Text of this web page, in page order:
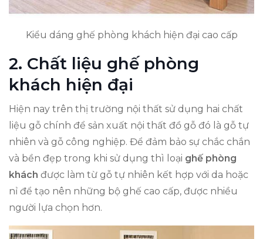
Kiểu dáng ghế phòng khách hiện đại cao cấp
2. Chất liệu ghế phòng
khách hiện đại
Hiện nay trên thị trường nội thất sử dụng hai chất
liệu gỗ chính để sản xuất nội thất đồ gỗ đó là gỗ tự
nhiên và gỗ công nghiệp. Để đảm bảo sự chắc chắn
và bền đẹp trong khi sử dụng thì loại ghế phòng
khách được làm từ gỗ tự nhiên kết hợp với da hoặc
nỉ để tạo nên những bộ ghế cao cấp, được nhiều
người lựa chọn hơn.